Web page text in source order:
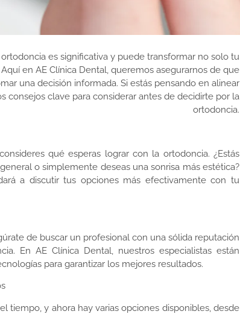
es significativa y puede transformar no solo tu
en AE Clínica Dental, queremos asegurarnos de que
una decisión informada. Si estás pensando en alinear
consejos clave para considerar antes de decidirte por la
ortodoncia.
qué esperas lograr con la ortodoncia. ¿Estás
o simplemente deseas una sonrisa más estética?
a discutir tus opciones más efectivamente con tu
de buscar un profesional con una sólida reputación
En AE Clínica Dental, nuestros especialistas están
para garantizar los mejores resultados.
tiempo, y ahora hay varias opciones disponibles, desde